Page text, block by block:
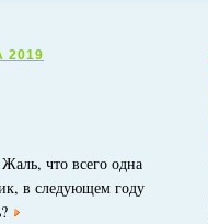
2019
что всего одна
в следующем году